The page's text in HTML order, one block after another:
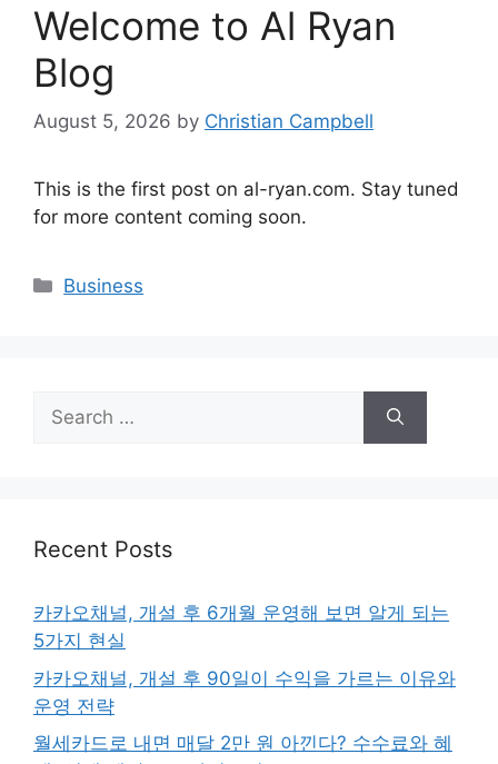
Welcome to Al Ryan
Blog
August 5, 2026 by Christian Campbell
This is the first post on al-ryan.com. Stay tuned
for more content coming soon.
Categories
Business
Search
for:
Recent Posts
카카오채널, 개설 후 6개월 운영해 보면 알게 되는
5가지 현실
카카오채널, 개설 후 90일이 수익을 가르는 이유와
운영 전략
월세카드로 내면 매달 2만 원 아낀다? 수수료와 혜